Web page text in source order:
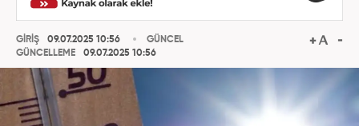
GİRİŞ
09.07.2025 10:56
GÜNCELLEME
09.07.2025 10:56
GÜNCEL